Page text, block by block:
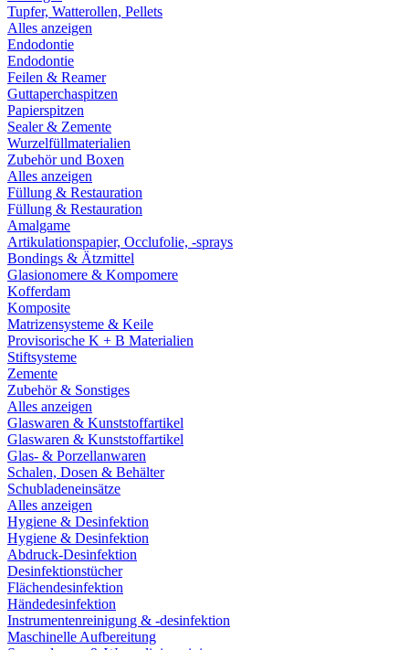
Tupfer, Watterollen, Pellets
Alles anzeigen
Endodontie
Endodontie
Feilen & Reamer
Guttaperchaspitzen
Papierspitzen
Sealer & Zemente
Wurzelfüllmaterialien
Zubehör und Boxen
Alles anzeigen
Füllung & Restauration
Füllung & Restauration
Amalgame
Artikulationspapier, Occlufolie, -sprays
Bondings & Ätzmittel
Glasionomere & Kompomere
Kofferdam
Komposite
Matrizensysteme & Keile
Provisorische K + B Materialien
Stiftsysteme
Zemente
Zubehör & Sonstiges
Alles anzeigen
Glaswaren & Kunststoffartikel
Glaswaren & Kunststoffartikel
Glas- & Porzellanwaren
Schalen, Dosen & Behälter
Schubladeneinsätze
Alles anzeigen
Hygiene & Desinfektion
Hygiene & Desinfektion
Abdruck-Desinfektion
Desinfektionstücher
Flächendesinfektion
Händedesinfektion
Instrumentenreinigung & -desinfektion
Maschinelle Aufbereitung